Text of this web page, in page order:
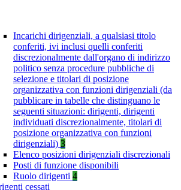
Incarichi dirigenziali, a qualsiasi titolo
conferiti, ivi inclusi quelli conferiti
discrezionalmente dall'organo di indirizzo
politico senza procedure pubbliche di
selezione e titolari di posizione
organizzativa con funzioni dirigenziali (da
pubblicare in tabelle che distinguano le
seguenti situazioni: dirigenti, dirigenti
individuati discrezionalmente, titolari di
posizione organizzativa con funzioni
dirigenziali) 3
Elenco posizioni dirigenziali discrezionali
Posti di funzione disponibili
Ruolo dirigenti 4
cessati